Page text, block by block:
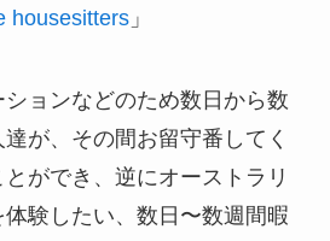
housesitters」
ョンなどのため数日から数
が、その間お留守番してく
ができ、逆にオーストラリ
験したい、数日〜数週間暇